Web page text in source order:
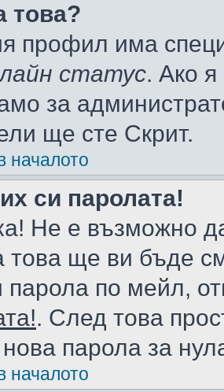
това?
профил има
статус. Ако
за
ще сте Скрит.
началото
си паролата!
Не е възможно
това ще ви бъде
парола по мейл,
. След това
нова парола за
началото